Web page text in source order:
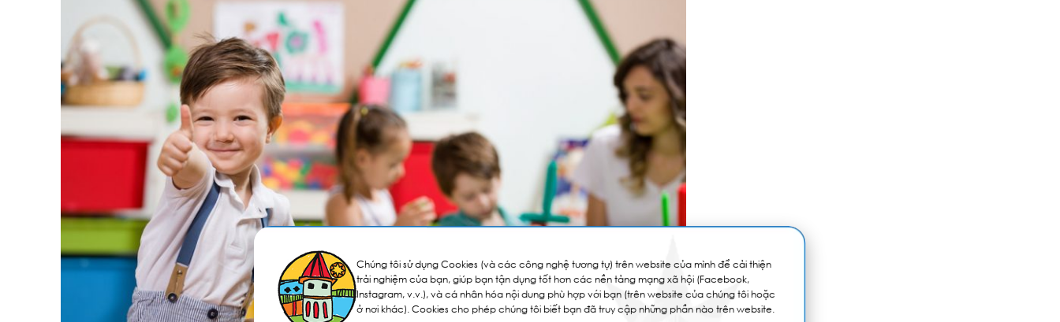
Chúng tôi sử dụng Cookies (và các công nghệ tương tự) trên website của mình để cải thiện
trải nghiệm của bạn, giúp bạn tận dụng tốt hơn các nền tảng mạng xã hội (Facebook,
Instagram, v.v.), và cá nhân hóa nội dung phù hợp với bạn (trên website của chúng tôi hoặc
ở nơi khác). Cookies cho phép chúng tôi biết bạn đã truy cập những phần nào trên website.